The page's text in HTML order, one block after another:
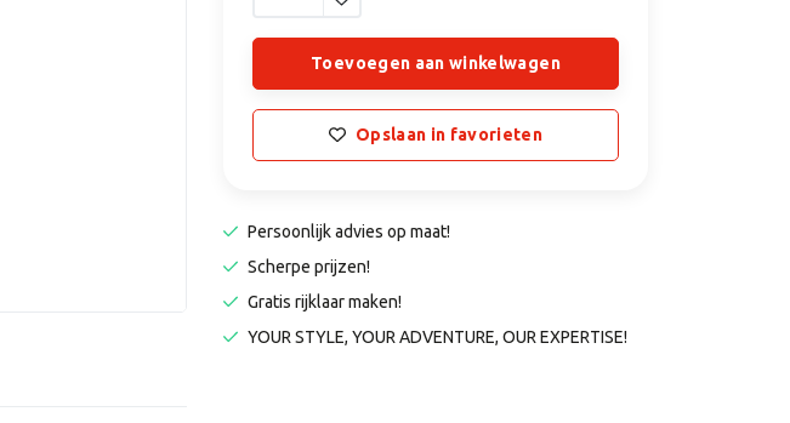
Toevoegen aan winkelwagen
Opslaan in favorieten
Persoonlijk advies op maat!
Scherpe prijzen!
Gratis rijklaar maken!
YOUR STYLE, YOUR ADVENTURE, OUR EXPERTISE!